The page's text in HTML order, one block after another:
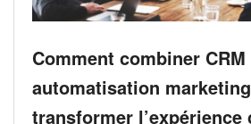
Comment combiner CRM
automatisation
transformer l’expérience